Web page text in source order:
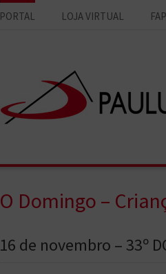
PORTAL LOJA VIRTUAL
O Domingo –
16 de novembro – 33º